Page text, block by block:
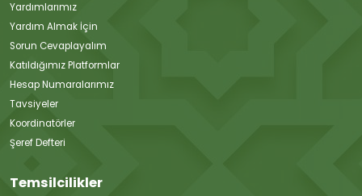
Yardımlarımız
Yardım Almak İçin
Sorun Cevaplayalım
Katıldığımız Platformlar
Hesap Numaralarımız
Tavsiyeler
Koordinatörler
Şeref Defteri
Temsilcilikler